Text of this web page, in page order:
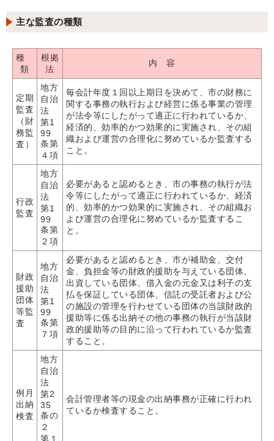
主な監査の種類
種
類
根拠
法
内 容
定期
監査
（財
務監
査）
地方
自治
法
第1
99
条第
４項
毎会計年度１回以上期日を決めて、市の財務に
関する事務の執行および経営に係る事業の管理
が法令等にしたがって適正に行われているか、
経済的、効率的かつ効果的に実施され、その組
織および運営の合理化に努めているか監査する
こと。
行政
監査
地方
自治
法
第1
99
条第
２項
必要があると認めるとき、市の事務の執行が法
令等にしたがって適正に行われているか、経済
的、効率的かつ効果的に実施され、その組織お
よび運営の合理化に努めているか監査するこ
と。
財政
援助
団体
等監
査
地方
自治
法
第1
99
条第
７項
必要があると認めるとき、市が補助金、交付
金、負担金等の財政的援助を与えている団体、
出資している団体、借入金の元金又は利子の支
払を保証している団体、信託の受託者および公
の施設の管理を行わせている団体の当該財政的
援助等に係る出納その他の事務の執行が当該財
政的援助等の目的に沿って行われているか監査
すること。
例月
出納
検査
地方
自治
法
第2
35
条の
２
第１
会計管理者等の現金の出納事務が正確に行われ
ているか検査すること。